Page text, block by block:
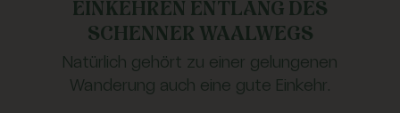
EINKEHREN ENTLANG DES
SCHENNER WAALWEGS
Natürlich gehört zu einer gelungenen
Wanderung auch eine gute Einkehr.